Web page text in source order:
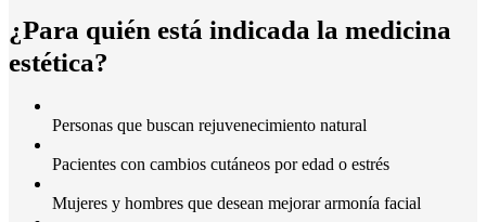
¿Para quién está indicada la medicina
estética?
Personas que buscan rejuvenecimiento natural
Pacientes con cambios cutáneos por edad o estrés
Mujeres y hombres que desean mejorar armonía facial